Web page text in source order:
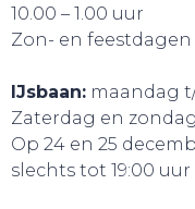
10.00 – 1.00 uur
Zon- en feestdagen
IJsbaan: maandag
Zaterdag en
Op 24 en 25
slechts tot 19:00